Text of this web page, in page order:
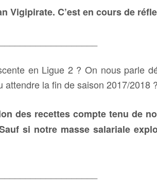
Vigipirate. C’est en cours de
en Ligue 2 ? On nous parle
attendre la fin de saison 2017/2018 ?
des recettes compte tenu de
si notre masse salariale